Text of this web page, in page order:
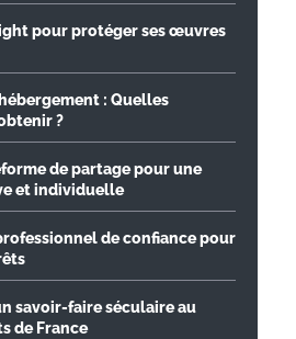
pour protéger ses œuvres
: Quelles
?
de partage pour une
et individuelle
de confiance pour
savoir-faire séculaire au
de France